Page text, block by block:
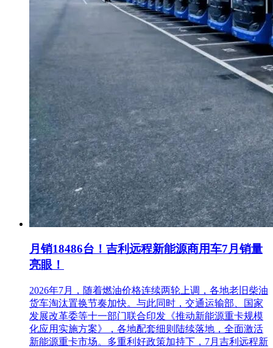
月销18486台！吉利远程新能源商用车7月销量
亮眼！
2026年7月，随着燃油价格连续两轮上调，各地老旧柴油
货车淘汰置换节奏加快。与此同时，交通运输部、国家
发展改革委等十一部门联合印发《推动新能源重卡规模
化应用实施方案》，各地配套细则陆续落地，全面激活
新能源重卡市场。多重利好政策加持下，7月吉利远程新